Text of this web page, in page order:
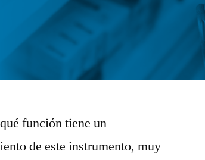
función tiene un
de este instrumento, muy